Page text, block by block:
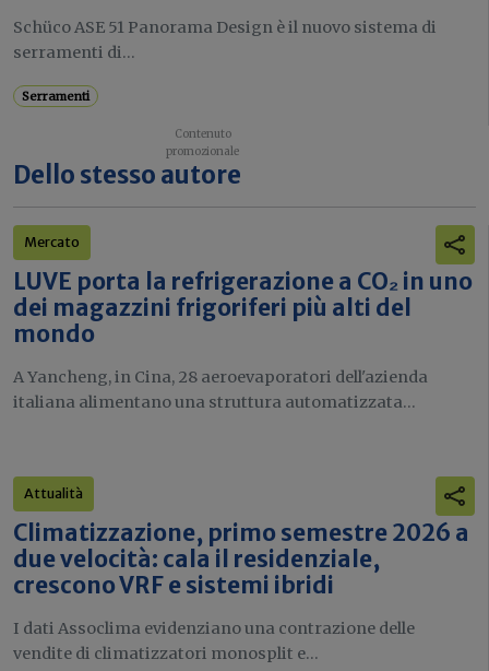
Schüco ASE 51 Panorama Design è il nuovo sistema di
serramenti di...
Serramenti
Dello stesso autore
Mercato
LUVE porta la refrigerazione a CO₂ in uno
dei magazzini frigoriferi più alti del
mondo
A Yancheng, in Cina, 28 aeroevaporatori dell'azienda
italiana alimentano una struttura automatizzata...
Attualità
Climatizzazione, primo semestre 2026 a
due velocità: cala il residenziale,
crescono VRF e sistemi ibridi
I dati Assoclima evidenziano una contrazione delle
vendite di climatizzatori monosplit e...